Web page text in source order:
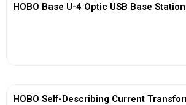
HOBO Base U-4 Optic USB Base Station
HOBO Self-Describing Current